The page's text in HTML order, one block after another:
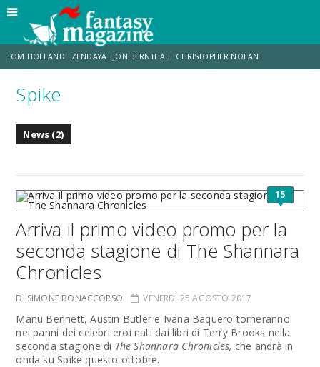
TOM HOLLAND ZENDAYA JON BERNTHAL CHRISTOPHER NOLAN
STRANIMONDI
Spike
News (2)
15
Arriva il primo video promo per la
seconda stagione di The Shannara
Chronicles
DI SIMONE BONACCORSO VENERDÌ 25 AGOSTO 2017
Manu Bennett, Austin Butler e Ivana Baquero torneranno
nei panni dei celebri eroi nati dai libri di Terry Brooks nella
seconda stagione di The Shannara Chronicles, che andrà in
onda su Spike questo ottobre.